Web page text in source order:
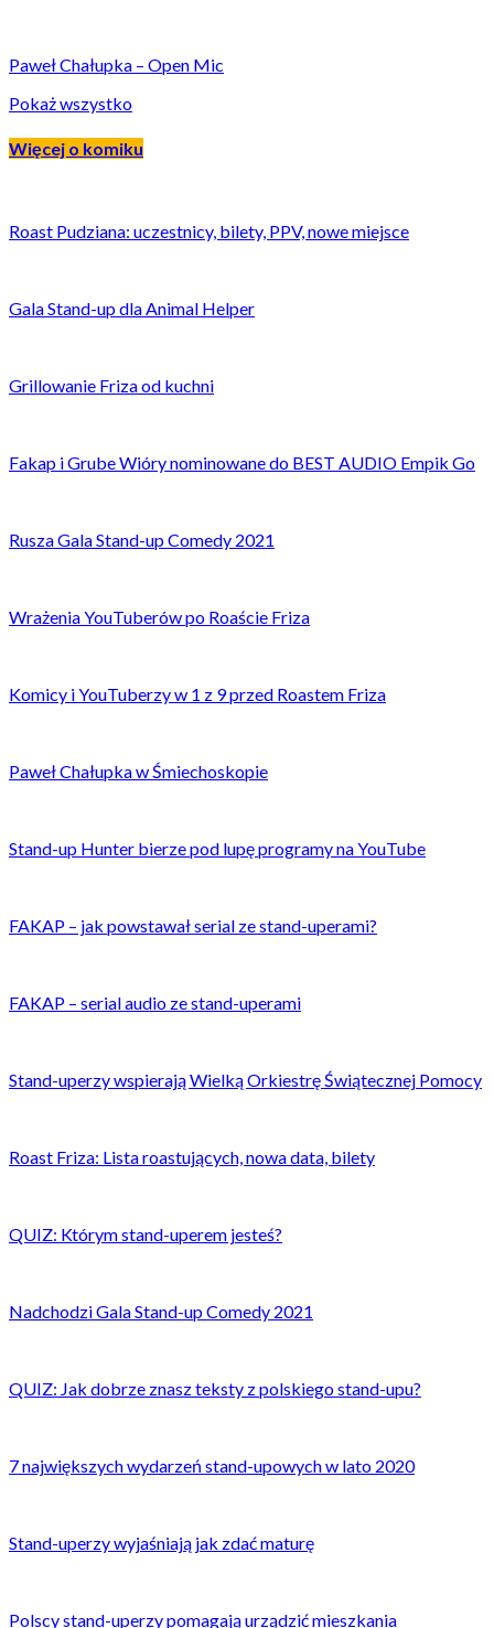
Paweł Chałupka – Open Mic
Pokaż wszystko
Więcej o komiku
Roast Pudziana: uczestnicy, bilety, PPV, nowe miejsce
Gala Stand-up dla Animal Helper
Grillowanie Friza od kuchni
Fakap i Grube Wióry nominowane do BEST AUDIO Empik Go
Rusza Gala Stand-up Comedy 2021
Wrażenia YouTuberów po Roaście Friza
Komicy i YouTuberzy w 1 z 9 przed Roastem Friza
Paweł Chałupka w Śmiechoskopie
Stand-up Hunter bierze pod lupę programy na YouTube
FAKAP – jak powstawał serial ze stand-uperami?
FAKAP – serial audio ze stand-uperami
Stand-uperzy wspierają Wielką Orkiestrę Świątecznej Pomocy
Roast Friza: Lista roastujących, nowa data, bilety
QUIZ: Którym stand-uperem jesteś?
Nadchodzi Gala Stand-up Comedy 2021
QUIZ: Jak dobrze znasz teksty z polskiego stand-upu?
7 największych wydarzeń stand-upowych w lato 2020
Stand-uperzy wyjaśniają jak zdać maturę
Polscy stand-uperzy pomagają urządzić mieszkania